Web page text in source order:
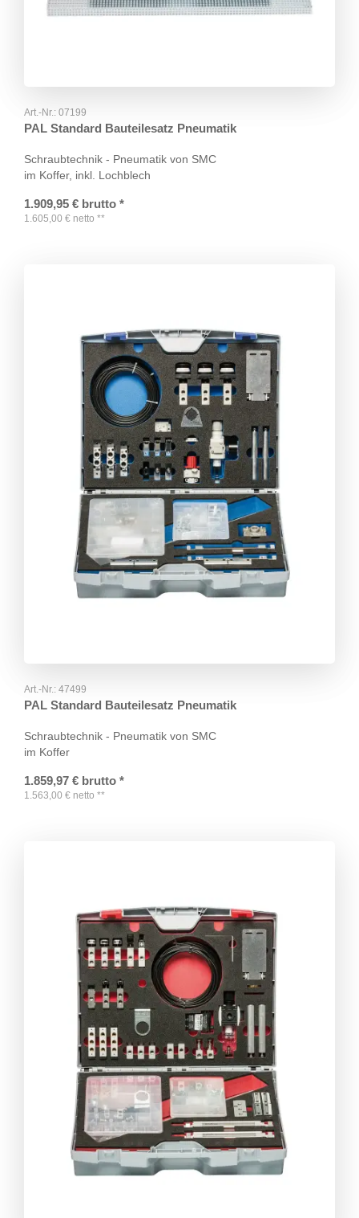
Art.-Nr.: 07199
PAL Standard Bauteilesatz Pneumatik
Schraubtechnik - Pneumatik von SMC
im Koffer, inkl. Lochblech
1.909,95 € brutto *
1.605,00 € netto **
Art.-Nr.: 47499
PAL Standard Bauteilesatz Pneumatik
Schraubtechnik - Pneumatik von SMC
im Koffer
1.859,97 € brutto *
1.563,00 € netto **